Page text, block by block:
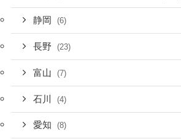
静岡 (6)
長野 (23)
富山 (7)
石川 (4)
愛知 (8)